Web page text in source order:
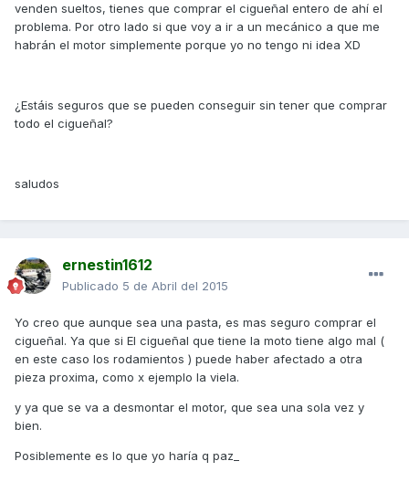
venden sueltos, tienes que comprar el cigueñal entero de ahí el
problema. Por otro lado si que voy a ir a un mecánico a que me
habrán el motor simplemente porque yo no tengo ni idea XD
¿Estáis seguros que se pueden conseguir sin tener que comprar
todo el cigueñal?
saludos
ernestin1612
Publicado 5 de Abril del 2015
Yo creo que aunque sea una pasta, es mas seguro comprar el
cigueñal. Ya que si El cigueñal que tiene la moto tiene algo mal (
en este caso los rodamientos ) puede haber afectado a otra
pieza proxima, como x ejemplo la viela.
y ya que se va a desmontar el motor, que sea una sola vez y
bien.
Posiblemente es lo que yo haría q paz_